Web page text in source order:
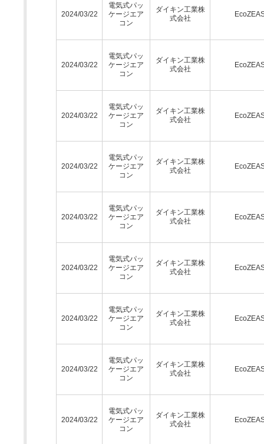
2024/03/22
電気式パッ
ケージエア
コン
ダイキン工業株
式会社
2024/03/22
電気式パッ
ケージエア
コン
ダイキン工業株
式会社
2024/03/22
電気式パッ
ケージエア
コン
ダイキン工業株
式会社
2024/03/22
電気式パッ
ケージエア
コン
ダイキン工業株
式会社
2024/03/22
電気式パッ
ケージエア
コン
ダイキン工業株
式会社
2024/03/22
電気式パッ
ケージエア
コン
ダイキン工業株
式会社
2024/03/22
電気式パッ
ケージエア
コン
ダイキン工業株
式会社
2024/03/22
電気式パッ
ケージエア
コン
ダイキン工業株
式会社
2024/03/22
電気式パッ
ケージエア
コン
ダイキン工業株
式会社